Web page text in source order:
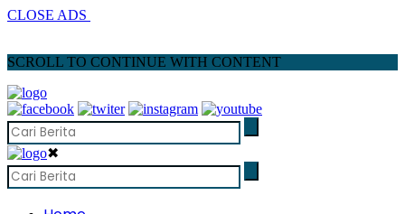
CLOSE ADS
SCROLL TO CONTINUE WITH CONTENT
✖